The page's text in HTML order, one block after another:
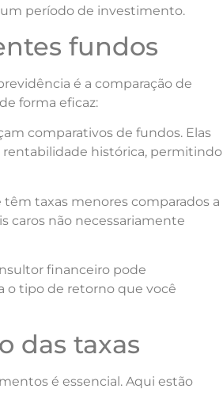
período de investimento.
fundos
é a comparação de
forma eficaz:
comparativos de fundos. Elas
histórica, permitindo
taxas menores comparados a
caros não necessariamente
financeiro pode
o tipo de retorno que você
das taxas
é essencial. Aqui estão